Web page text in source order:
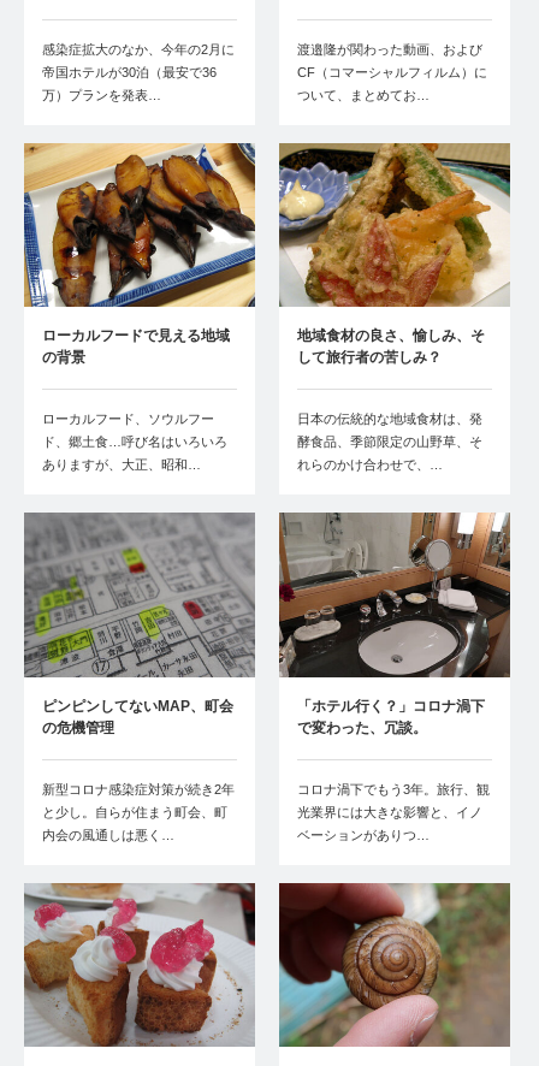
感染症拡大のなか、今年の2月に
帝国ホテルが30泊（最安で36
万）プランを発表…
渡邉隆が関わった動画、および
CF（コマーシャルフィルム）に
ついて、まとめてお…
ローカルフードで見える地域
の背景
ローカルフード、ソウルフー
ド、郷土食…呼び名はいろいろ
ありますが、大正、昭和…
地域食材の良さ、愉しみ、そ
して旅行者の苦しみ？
日本の伝統的な地域食材は、発
酵食品、季節限定の山野草、そ
れらのかけ合わせで、…
ピンピンしてないMAP、町会
の危機管理
新型コロナ感染症対策が続き2年
と少し。自らが住まう町会、町
内会の風通しは悪く…
「ホテル行く？」コロナ渦下
で変わった、冗談。
コロナ渦下でもう3年。旅行、観
光業界には大きな影響と、イノ
ベーションがありつ…